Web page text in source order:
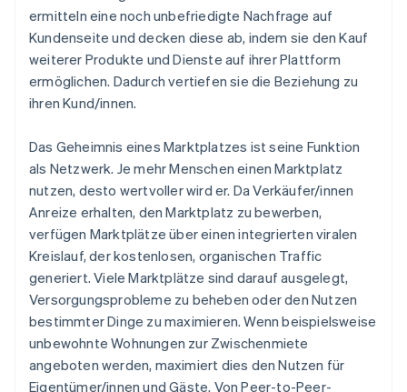
ermitteln eine noch unbefriedigte Nachfrage auf
Kundenseite und decken diese ab, indem sie den Kauf
weiterer Produkte und Dienste auf ihrer Plattform
ermöglichen. Dadurch vertiefen sie die Beziehung zu
ihren Kund/innen.
Das Geheimnis eines Marktplatzes ist seine Funktion
als Netzwerk. Je mehr Menschen einen Marktplatz
nutzen, desto wertvoller wird er. Da Verkäufer/innen
Anreize erhalten, den Marktplatz zu bewerben,
verfügen Marktplätze über einen integrierten viralen
Kreislauf, der kostenlosen, organischen Traffic
generiert. Viele Marktplätze sind darauf ausgelegt,
Versorgungsprobleme zu beheben oder den Nutzen
bestimmter Dinge zu maximieren. Wenn beispielsweise
unbewohnte Wohnungen zur Zwischenmiete
angeboten werden, maximiert dies den Nutzen für
Eigentümer/innen und Gäste. Von Peer-to-Peer-